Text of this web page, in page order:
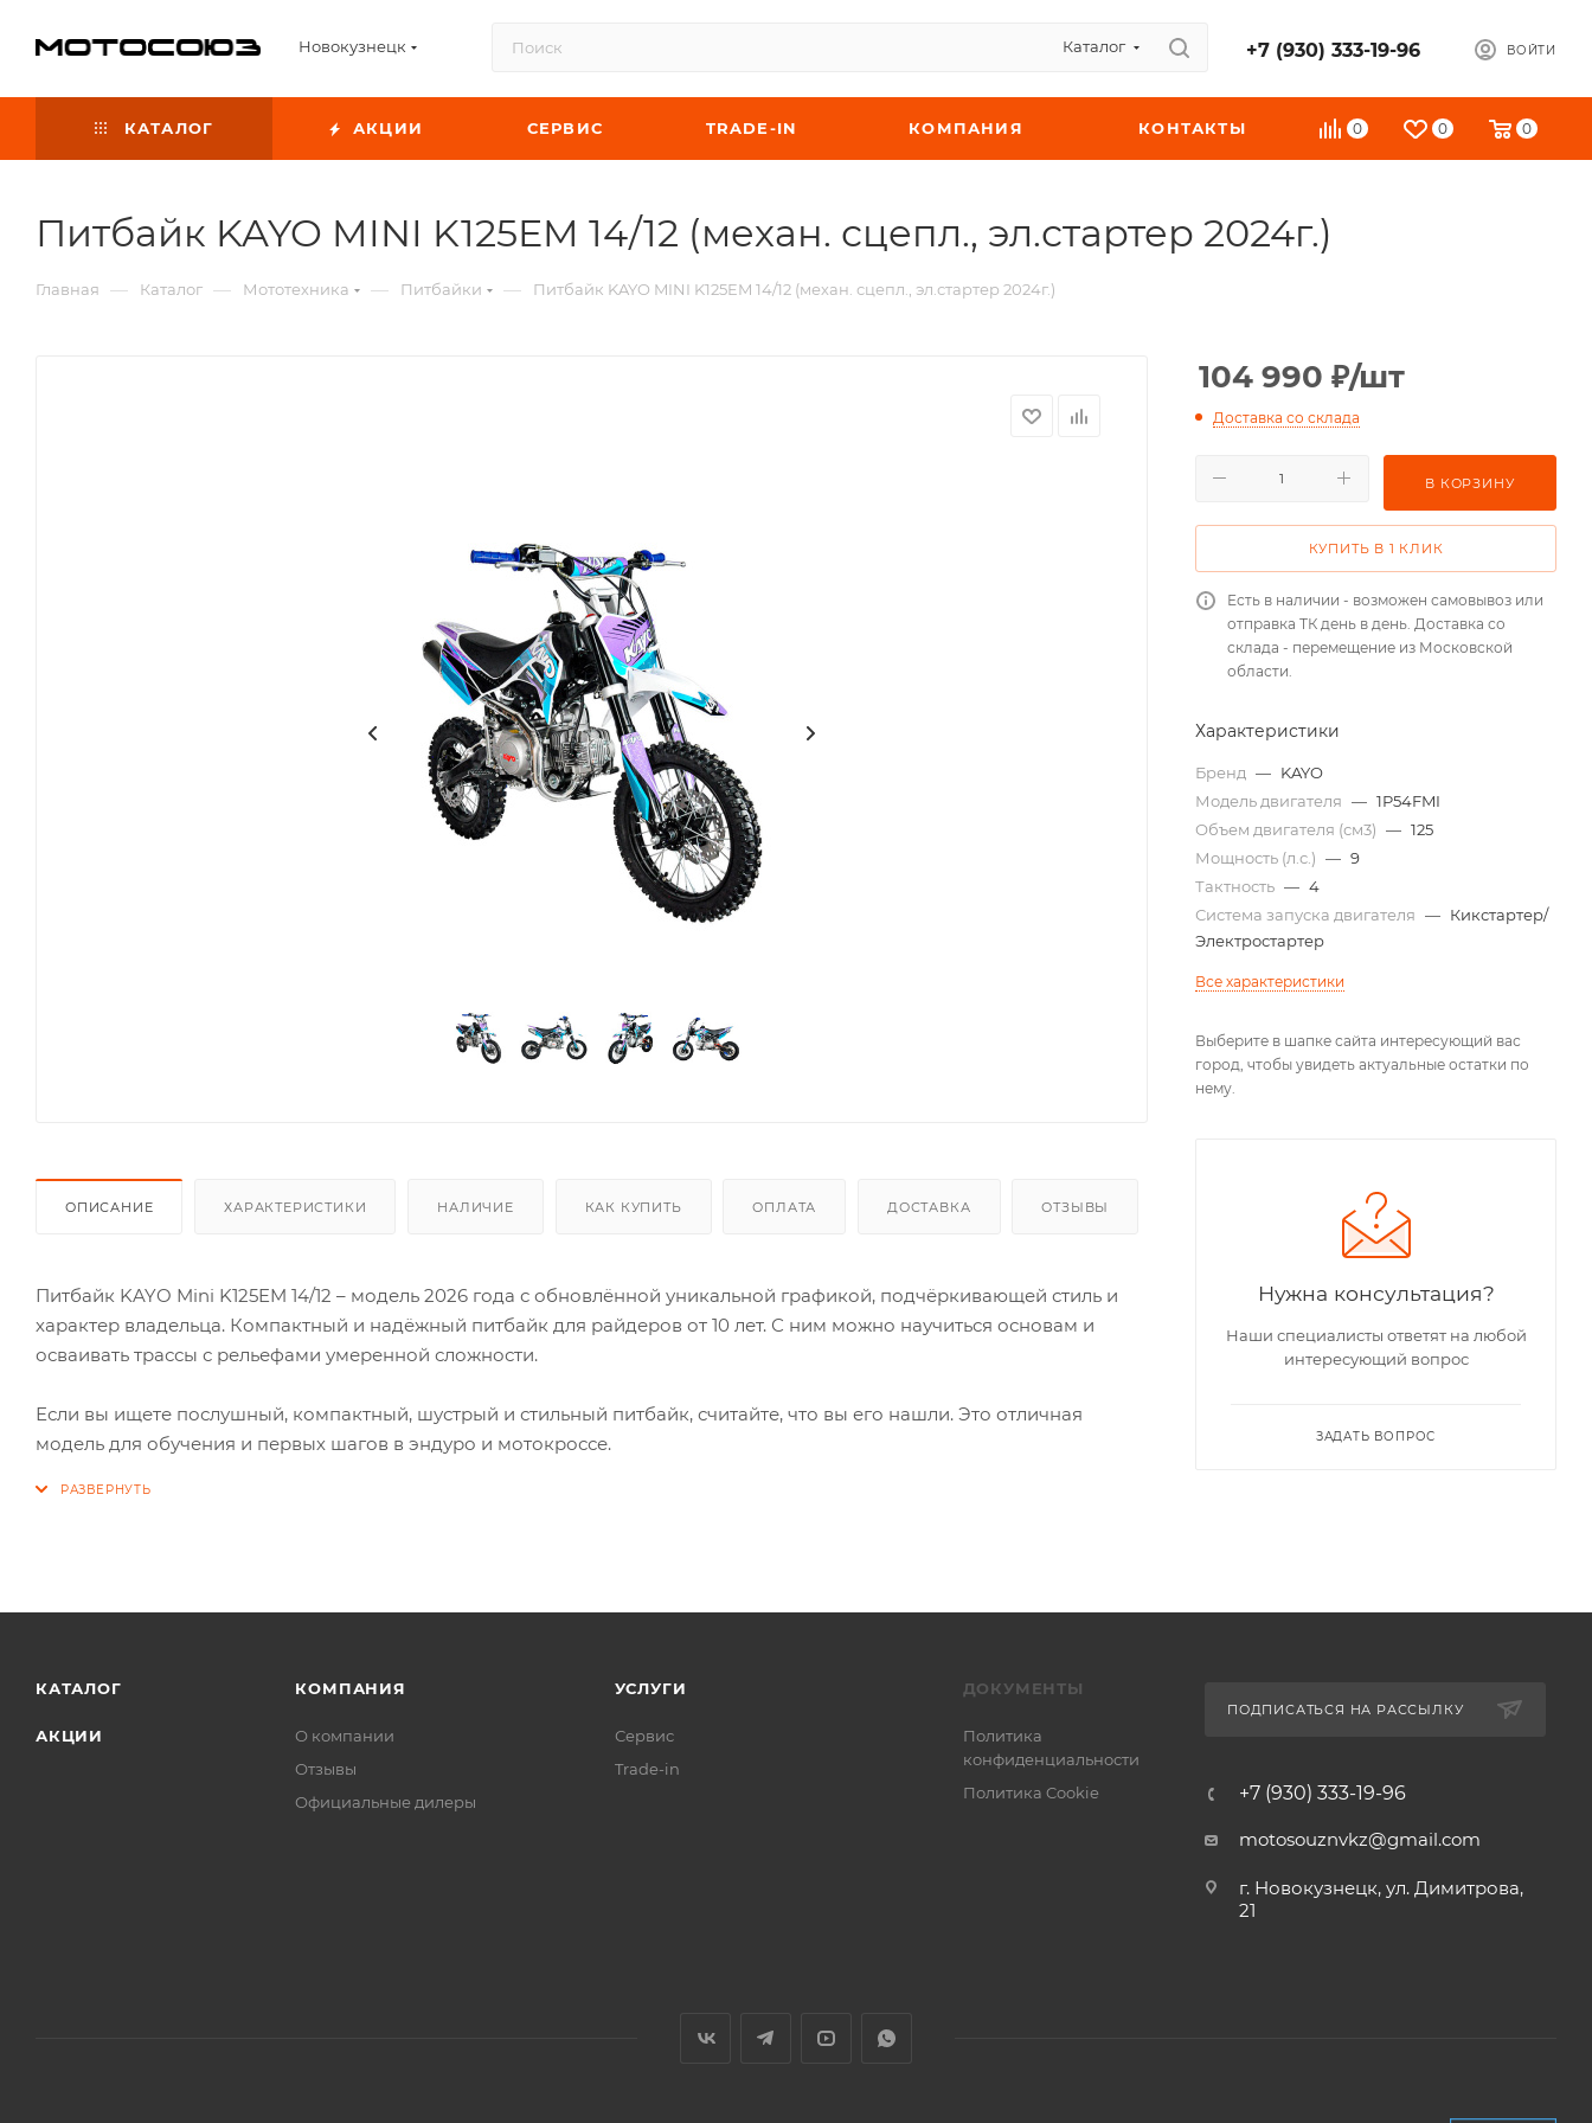
Новокузнецк Каталог +7 (930) 333-19-96 ВОЙТИ
0 0 0
КАТАЛОГ АКЦИИ СЕРВИС TRADE-IN КОМПАНИЯ КОНТАКТЫ
Питбайк KAYO MINI K125EM 14/12 (механ. сцепл., эл.стартер 2024г.)
Главная — Каталог — Мототехника — Питбайки — Питбайк KAYO MINI K125EM 14/12 (механ. сцепл., эл.стартер 2024г.)
ОПИСАНИЕ ХАРАКТЕРИСТИКИ НАЛИЧИЕ КАК КУПИТЬ ОПЛАТА ДОСТАВКА ОТЗЫВЫ
Питбайк KAYO Mini K125EM 14/12 – модель 2026 года с обновлённой уникальной графикой, подчёркивающей стиль и
характер владельца. Компактный и надёжный питбайк для райдеров от 10 лет. С ним можно научиться основам и
осваивать трассы с рельефами умеренной сложности.
Если вы ищете послушный, компактный, шустрый и стильный питбайк, считайте, что вы его нашли. Это отличная
модель для обучения и первых шагов в эндуро и мотокроссе.
104 990 ₽/шт
Доставка со склада
В КОРЗИНУ
КУПИТЬ В 1 КЛИК
Есть в наличии - возможен самовывоз или
отправка ТК день в день. Доставка со
склада - перемещение из Московской
области.
Характеристики
Бренд — KAYO
Модель двигателя — 1P54FMI
Объем двигателя (см3) — 125
Мощность (л.с.) — 9
Тактность — 4
Система запуска двигателя — Кикстартер/
Электростартер
Все характеристики
Выберите в шапке сайта интересующий вас
город, чтобы увидеть актуальные остатки по
нему.
Нужна консультация?
Наши специалисты ответят на любой
интересующий вопрос
ЗАДАТЬ ВОПРОС
КАТАЛОГ
АКЦИИ
КОМПАНИЯ
О компании
Отзывы
Официальные дилеры
УСЛУГИ
Сервис
Trade-in
ДОКУМЕНТЫ
Политика
конфиденциальности
Политика Cookie
ПОДПИСАТЬСЯ НА РАССЫЛКУ
+7 (930) 333-19-96
motosouznvkz@gmail.com
г. Новокузнецк, ул. Димитрова,
21